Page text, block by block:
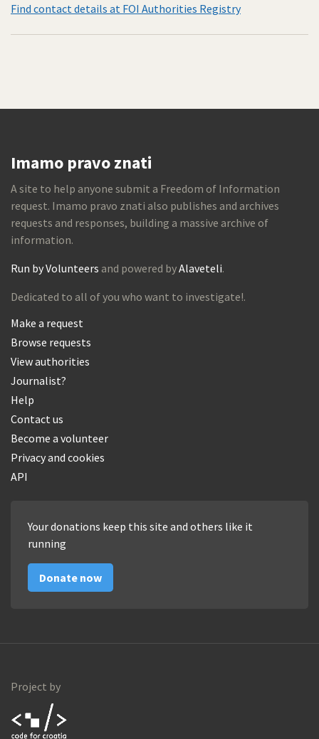
Find contact details at FOI Authorities Registry
Imamo pravo znati
A site to help anyone submit a Freedom of Information
request. Imamo pravo znati also publishes and archives
requests and responses, building a massive archive of
information.
Run by Volunteers and powered byAlaveteli.
Dedicated to all of you who want to investigate!.
Make a request
Browse requests
View authorities
Journalist?
Help
Contact us
Become a volunteer
Privacy and cookies
API
Your donations keep this site and others like it
running
Donate now
Project by